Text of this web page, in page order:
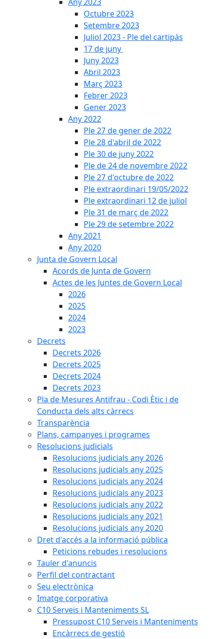
Octubre 2023
Setembre 2023
Juliol 2023 - Ple del cartipàs
17 de juny
Juny 2023
Abril 2023
Març 2023
Febrer 2023
Gener 2023
Any 2022
Ple 27 de gener de 2022
Ple 28 d'abril de 2022
Ple 30 de juny 2022
Ple de 24 de novembre 2022
Ple 27 d'octubre de 2022
Ple extraordinari 19/05/2022
Ple extraordinari 12 de juliol
Ple 31 de març de 2022
Ple 29 de setembre 2022
Any 2021
Any 2020
Junta de Govern Local
Acords de Junta de Govern
Actes de les Juntes de Govern Local
2026
2025
2024
2023
Decrets
Decrets 2026
Decrets 2025
Decrets 2024
Decrets 2023
Pla de Mesures Antifrau - Codi Ètic i de
Conducta dels alts càrrecs
Transparència
Plans, campanyes i programes
Resolucions judicials
Resolucions judicials any 2026
Resolucions judicials any 2025
Resolucions judicials any 2024
Resolucions judicials any 2023
Resolucions judicials any 2022
Resolucions judicials any 2021
Resolucions judicials any 2020
Dret d'accés a la informació pública
Peticions rebudes i resolucions
Tauler d'anuncis
Perfil del contractant
Seu electrònica
Imatge corporativa
C10 Serveis i Manteniments SL
Pressupost C10 Serveis i Manteniments
Encàrrecs de gestió